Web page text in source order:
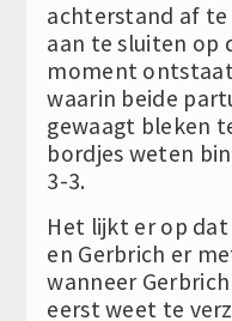
achterstand af te
aan te sluiten op
moment
waarin beide
gewaagt bleken
bordjes weten
3-3.
Het lijkt er op dat
en Gerbrich er
wanneer
eerst weet te